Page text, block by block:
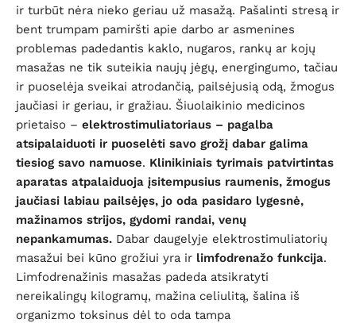
ir turbūt nėra nieko geriau už masažą. Pašalinti stresą ir
bent trumpam pamiršti apie darbo ar asmenines
problemas padedantis kaklo, nugaros, rankų ar kojų
masažas ne tik suteikia naujų jėgų, energingumo, tačiau
ir puoselėja sveikai atrodančią, pailsėjusią odą, žmogus
jaučiasi ir geriau, ir gražiau. Šiuolaikinio medicinos
prietaiso – elektrostimuliatoriaus – pagalba
atsipalaiduoti ir puoselėti savo grožį dabar galima
tiesiog savo namuose. Klinikiniais tyrimais patvirtintas
aparatas atpalaiduoja įsitempusius raumenis, žmogus
jaučiasi labiau pailsėjęs, jo oda pasidaro lygesnė,
mažinamos strijos, gydomi randai, venų
nepankamumas. Dabar daugelyje elektrostimuliatorių
masažui bei kūno grožiui yra ir limfodrenažo funkcija.
Limfodrenažinis masažas padeda atsikratyti
nereikalingų kilogramų, mažina celiulitą, šalina iš
organizmo toksinus dėl to oda tampa